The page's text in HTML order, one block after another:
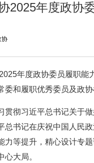
2025年度政协
协
年度政协委员履职能
委和履职优秀委员及政协
贯彻习近平总书记关于
总书记在庆祝中国人民
力等提升，精心设计专
心大局。